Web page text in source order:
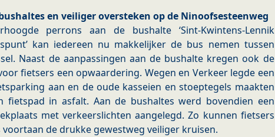
en veiliger oversteken op de Ninoofsesteenweg
perrons aan de bushalte ‘Sint-Kwintens-Lennik
kan iedereen nu makkelijker de bus nemen tussen
Naast de aanpassingen aan de bushalte kregen ook de
fietsers een opwaardering. Wegen en Verkeer legde een
aan en de oude kasseien en stoeptegels maakten
fietspad in asfalt. Aan de bushaltes werd bovendien een
met verkeerslichten aangelegd. Zo kunnen fietsers
de drukke gewestweg veiliger kruisen.